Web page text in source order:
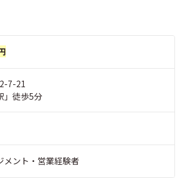
7-21
」徒歩5分
ント・営業経験者